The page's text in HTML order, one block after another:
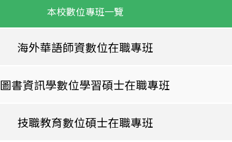
本校數位專班一覽
海外華語師資數位在職專班
圖書資訊學數位學習碩士在職專班
技職教育數位碩士在職專班